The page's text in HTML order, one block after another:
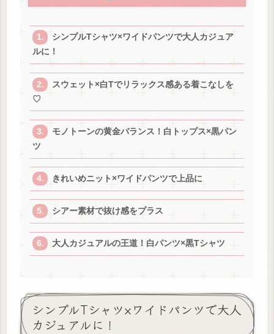
シンプルTシャツ×ワイドパンツで大人カジュア
ルに！
スウェット×白Tでリラックス感ある着こなしを
♡
モノトーンの黄金バランス！白トップス×黒パン
ツ
きれいめニット×ワイドパンツで上品に
シアー素材で抜け感をプラス
大人カジュアルの王道！白パンツ×黒Tシャツ
シンプルTシャツ×ワイドパンツで大人
カジュアルに！